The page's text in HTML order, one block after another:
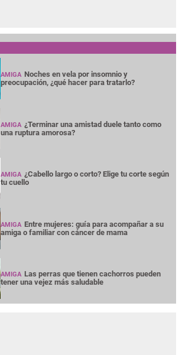
AMIGA Noches en vela por insomnio y
preocupación, ¿qué hacer para tratarlo?
AMIGA ¿Terminar una amistad duele tanto como
una ruptura amorosa?
AMIGA ¿Cabello largo o corto? Elige tu corte según
tu cuello
AMIGA Entre mujeres: guía para acompañar a su
amiga o familiar con cáncer de mama
AMIGA Las perras que tienen cachorros pueden
tener una vejez más saludable